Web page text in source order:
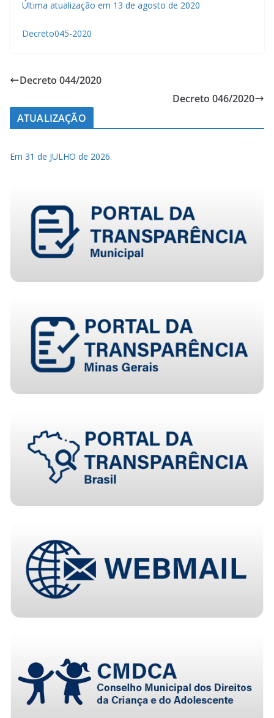
Última atualização em 13 de agosto de 2020
Decreto045-2020
Decreto 044/2020
Decreto 046/2020
ATUALIZAÇÃO
Em 31 de JULHO de 2026.